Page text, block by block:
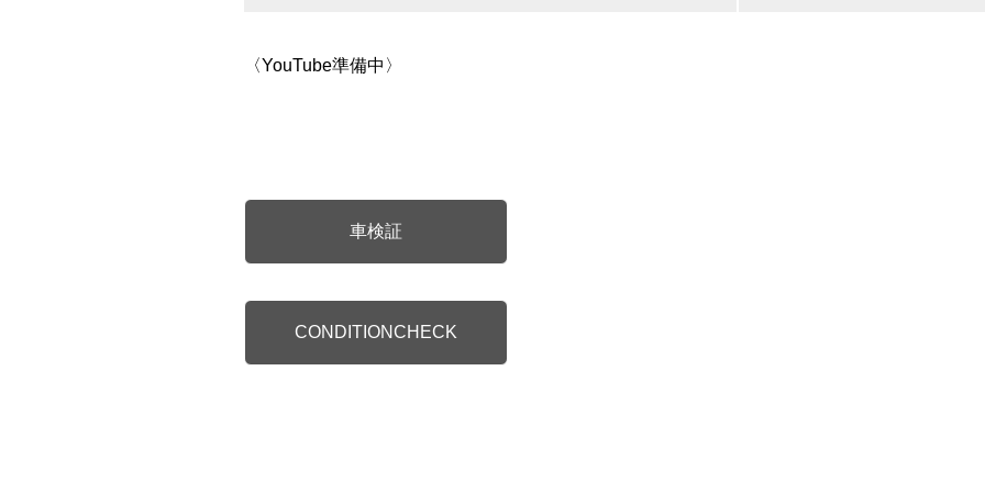
〈YouTube準備中〉
車検証
CONDITIONCHECK